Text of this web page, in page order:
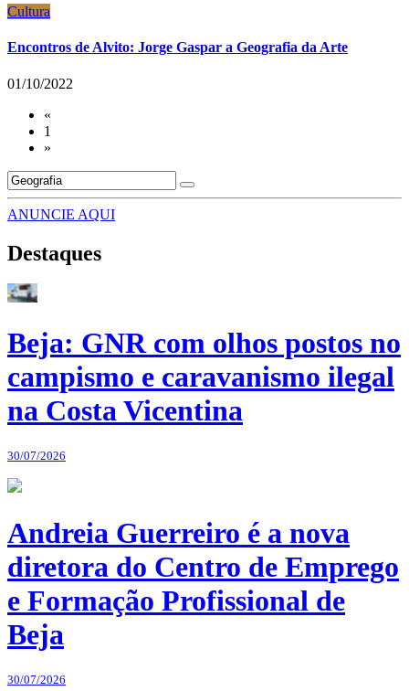
Cultura
Encontros de Alvito: Jorge Gaspar a Geografia da Arte
01/10/2022
«
1
»
ANUNCIE AQUI
Destaques
Beja: GNR com olhos postos no
campismo e caravanismo ilegal
na Costa Vicentina
30/07/2026
Andreia Guerreiro é a nova
diretora do Centro de Emprego
e Formação Profissional de
Beja
30/07/2026